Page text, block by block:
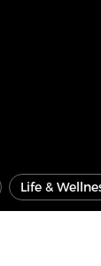
Life &